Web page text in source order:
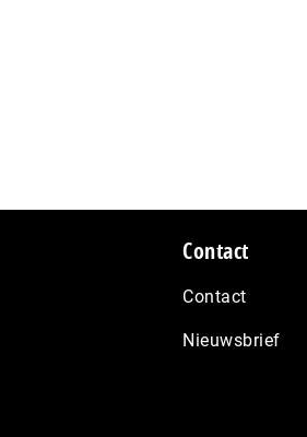
Contact
Contact
Nieuwsbrief